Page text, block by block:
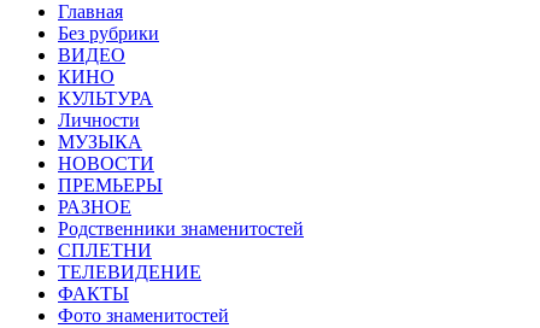
Главная
Без рубрики
ВИДЕО
КИНО
КУЛЬТУРА
Личности
МУЗЫКА
НОВОСТИ
ПРЕМЬЕРЫ
РАЗНОЕ
Родственники знаменитостей
СПЛЕТНИ
ТЕЛЕВИДЕНИЕ
ФАКТЫ
Фото знаменитостей